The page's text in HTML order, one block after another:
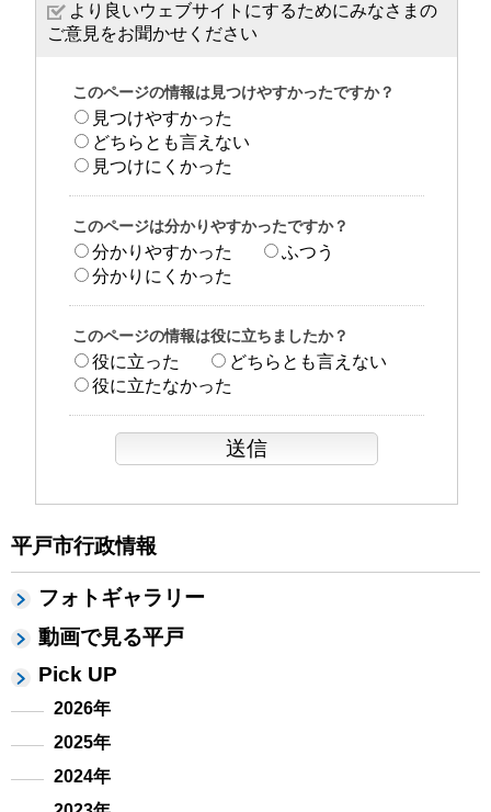
平戸市行政情報
フォトギャラリー
動画で見る平戸
Pick UP
2026年
2025年
2024年
より良いウェブサイトにするためにみなさまの
ご意見をお聞かせください
このページの情報は見つけやすかったですか？
見つけやすかった
どちらとも言えない
見つけにくかった
このページは分かりやすかったですか？
分かりやすかった
ふつう
分かりにくかった
このページの情報は役に立ちましたか？
役に立った
どちらとも言えない
役に立たなかった